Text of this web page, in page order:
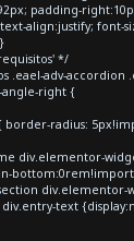
padding-
align:justify; font-
*/
.eael-adv-accordion
angle-right {
border-radius:
div.elementor-
div.elementor-
text